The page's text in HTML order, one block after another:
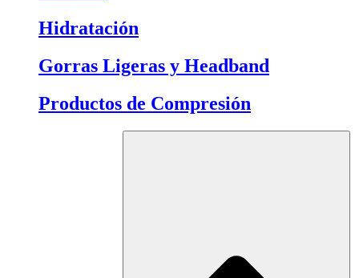
Hidratación
Gorras Ligeras y Headband
Productos de Compresión